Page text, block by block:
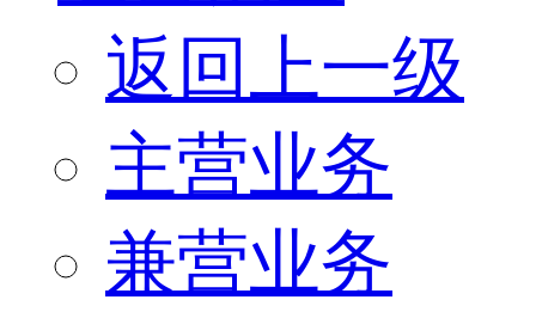
返回上一级
主营业务
兼营业务